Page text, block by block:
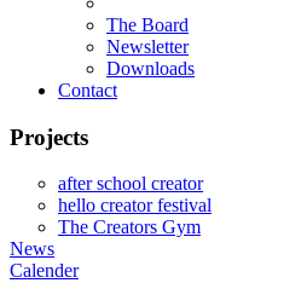
The Board
Newsletter
Downloads
Contact
Projects
after school creator
hello creator festival
The Creators Gym
News
Calender